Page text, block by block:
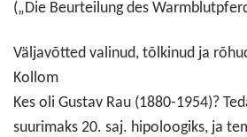
(„Die Beurteilung des
Väljavõtted valinud, tõlkinud ja
Kollom
Kes oli Gustav Rau (1880-1954)?
suurimaks 20. saj. hipoloogiks, ja